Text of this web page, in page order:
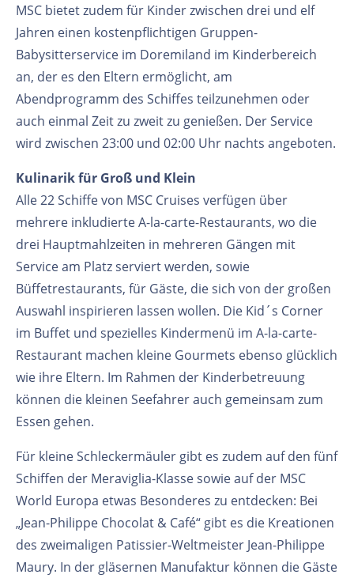
MSC bietet zudem für Kinder zwischen drei und elf
Jahren einen kostenpflichtigen Gruppen-
Babysitterservice im Doremiland im Kinderbereich
an, der es den Eltern ermöglicht, am
Abendprogramm des Schiffes teilzunehmen oder
auch einmal Zeit zu zweit zu genießen. Der Service
wird zwischen 23:00 und 02:00 Uhr nachts angeboten.
Kulinarik für Groß und Klein
Alle 22 Schiffe von MSC Cruises verfügen über
mehrere inkludierte A-la-carte-Restaurants, wo die
drei Hauptmahlzeiten in mehreren Gängen mit
Service am Platz serviert werden, sowie
Büffetrestaurants, für Gäste, die sich von der großen
Auswahl inspirieren lassen wollen. Die Kid´s Corner
im Buffet und spezielles Kindermenü im A-la-carte-
Restaurant machen kleine Gourmets ebenso glücklich
wie ihre Eltern. Im Rahmen der Kinderbetreuung
können die kleinen Seefahrer auch gemeinsam zum
Essen gehen.
Für kleine Schleckermäuler gibt es zudem auf den fünf
Schiffen der Meraviglia-Klasse sowie auf der MSC
World Europa etwas Besonderes zu entdecken: Bei
„Jean-Philippe Chocolat & Café“ gibt es die Kreationen
des zweimaligen Patissier-Weltmeister Jean-Philippe
Maury. In der gläsernen Manufaktur können die Gäste